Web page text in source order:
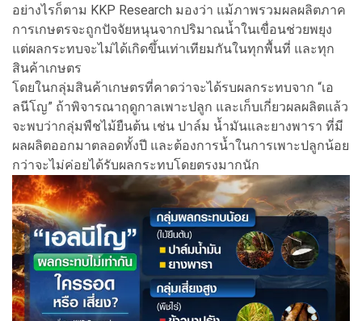
อย่างไรก็ตาม KKP Research มองว่า แม้ภาพรวมผลผลิตภาค
การเกษตรจะถูกปัจจัยหนุนจากปริมาณน้ำในเขื่อนช่วยพยุง
แต่ผลกระทบจะไม่ได้เกิดขึ้นเท่าเทียมกันในทุกพื้นที่ และทุก
สินค้าเกษตร
โดยในกลุ่มสินค้าเกษตรที่คาดว่าจะได้รบผลกระทบจาก “เอ
ลนีโญ” ถ้าพิจารณาฤดูกาลเพาะปลูก และเก็บเกี่ยวผลผลิตแล้ว
จะพบว่ากลุ่มพืชไม้ยืนต้น เช่น ปาล์ม น้ำมันและยางพารา ที่มี
ผลผลิตออกมาตลอดทั้งปี และต้องการน้ำในการเพาะปลูกน้อย
กว่าจะไม่ค่อยได้รับผลกระทบโดยตรงมากนัก